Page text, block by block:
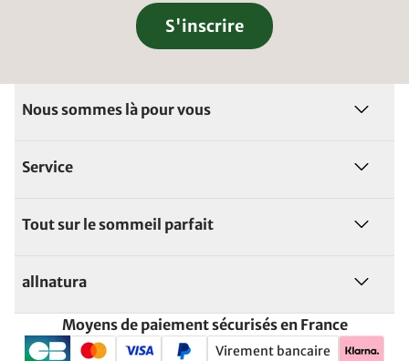
S'inscrire
Nous sommes là pour vous
Service
Tout sur le sommeil parfait
allnatura
Moyens de paiement sécurisés en France
Virement bancaire